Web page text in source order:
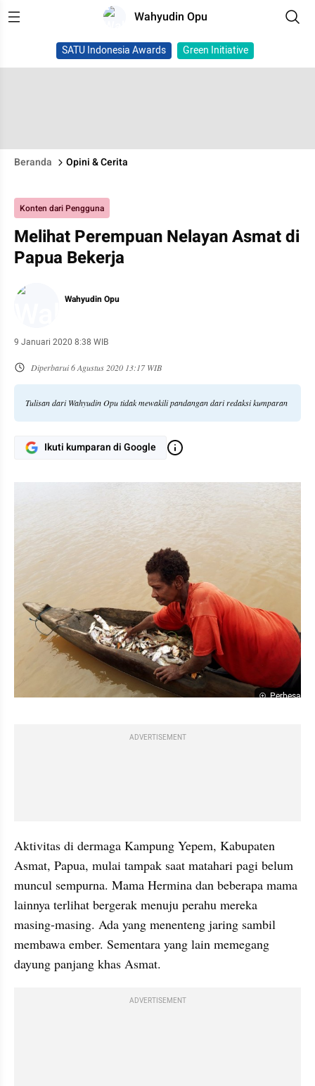
Wahyudin Opu
SATU Indonesia Awards Green Initiative
Beranda Opini & Cerita
Konten dari Pengguna
Melihat Perempuan Nelayan Asmat di
Papua Bekerja
Wahyudin Opu
9 Januari 2020 8:38 WIB
Diperbarui6 Agustus 2020 13:17 WIB
Tulisan dari Wahyudin Opu tidak mewakili pandangan dari redaksi kumparan
Ikuti kumparan di Google
Perbesar
ADVERTISEMENT
Aktivitas di dermaga Kampung Yepem, Kabupaten
Asmat, Papua, mulai tampak saat matahari pagi belum
muncul sempurna. Mama Hermina dan beberapa mama
lainnya terlihat bergerak menuju perahu mereka
masing-masing. Ada yang menenteng jaring sambil
membawa ember. Sementara yang lain memegang
dayung panjang khas Asmat.
ADVERTISEMENT